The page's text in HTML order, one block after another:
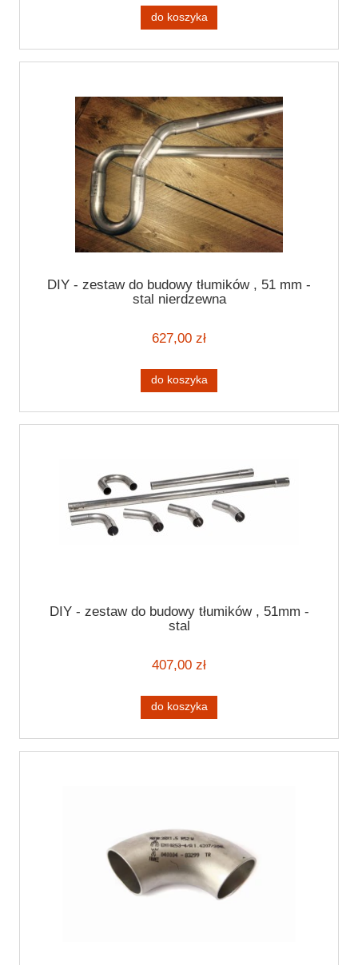
do koszyka
DIY - zestaw do budowy tłumików , 51 mm -
stal nierdzewna
627,00 zł
do koszyka
DIY - zestaw do budowy tłumików , 51mm -
stal
407,00 zł
do koszyka